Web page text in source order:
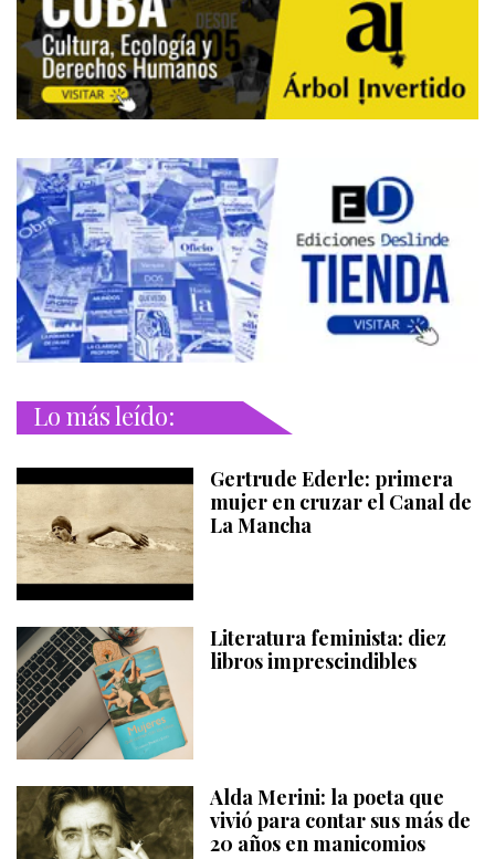
Lo más leído:
Gertrude Ederle: primera
mujer en cruzar el Canal de
La Mancha
Literatura feminista: diez
libros imprescindibles
Alda Merini: la poeta que
vivió para contar sus más de
20 años en manicomios